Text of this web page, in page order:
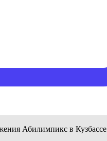
Абилимпикс в Кузбассе